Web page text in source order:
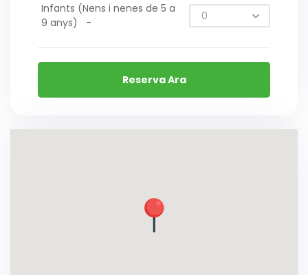
Infants (Nens i nenes de 5 a
9 anys)
-
Reserva Ara